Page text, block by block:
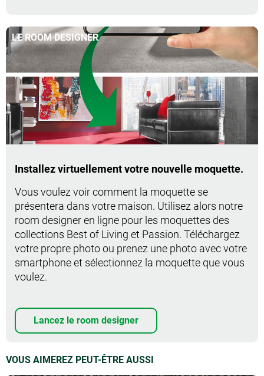
LE ROOM DESIGNER
Installez virtuellement votre nouvelle moquette.
Vous voulez voir comment la moquette se
présentera dans votre maison. Utilisez alors notre
room designer en ligne pour les moquettes des
collections Best of Living et Passion. Téléchargez
votre propre photo ou prenez une photo avec votre
smartphone et sélectionnez la moquette que vous
voulez.
Lancez le room designer
VOUS AIMEREZ PEUT-ÊTRE AUSSI